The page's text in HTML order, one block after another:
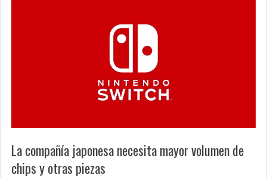
La compañía japonesa necesita mayor volumen de
chips y otras piezas